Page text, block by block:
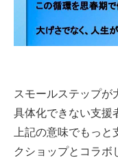
スモールステップが
具体化できない支援
上記の意味でもっ
クショップとコラボ